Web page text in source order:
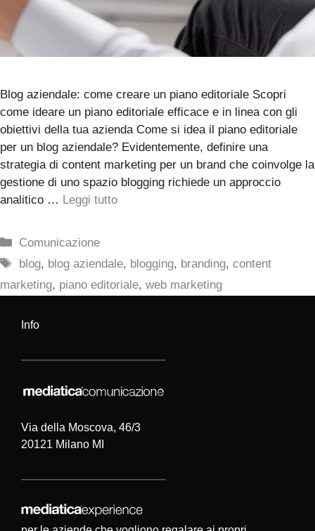
Blog aziendale: come creare un piano editoriale Scopri
come ideare un piano editoriale efficace e in linea con gli
obiettivi della tua azienda Come si idea il piano editoriale
per un blog aziendale? Evidentemente, definire una
strategia di content marketing per un brand che coinvolge la
gestione di uno spazio blogging richiede un approccio
analitico … Leggi tutto
Categorie
Comunicazione
Tag
blog, blog aziendale, blogging, branding,content
marketing, piano editoriale, web marketing
Info
Via della Moscova, 46/3
20121 Milano MI